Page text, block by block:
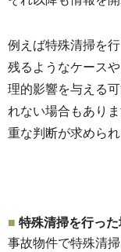
例えば特殊清掃を
残るようなケースや
理的影響を与える
れない場合もありま
重な判断が求められ
特殊清掃を行っ
事故物件で特殊清